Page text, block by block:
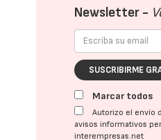
Newsletter -
SUSCRIBIRME
Marcar todos
Autorizo el envío
avisos informativos
interempresas.net